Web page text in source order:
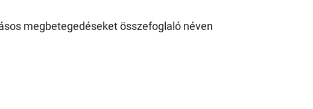
megbetegedéseket összefoglaló néven